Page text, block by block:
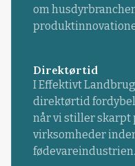
om
Direktørtid
I Effektivt
direktørtid
når vi stiller skarpt
virksomheder
fødevareindustrien.